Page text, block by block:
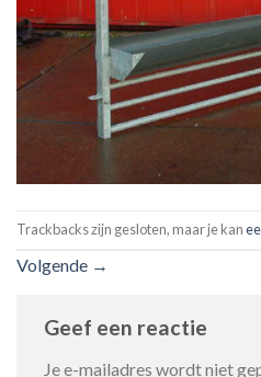
Trackbacks zijn gesloten, maar je kan
Volgende →
Geef een reactie
Je e-mailadres wordt niet